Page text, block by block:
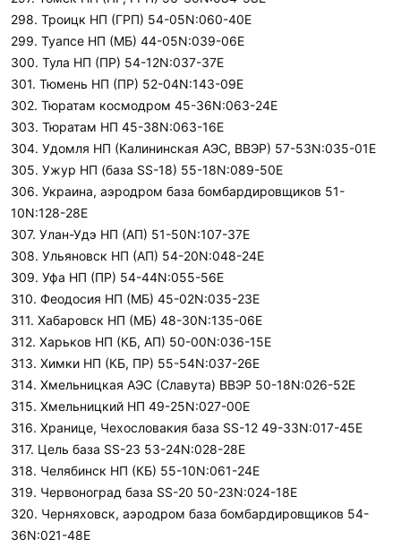
298. Троицк НП (ГРП) 54-05N:060-40E
299. Туапсе НП (МБ) 44-05N:039-06E
300. Тула НП (ПР) 54-12N:037-37E
301. Тюмень НП (ПР) 52-04N:143-09E
302. Тюратам космодром 45-36N:063-24E
303. Тюратам НП 45-38N:063-16E
304. Удомля НП (Калининская АЭС, ВВЭР) 57-53N:035-01E
305. Ужур НП (база SS-18) 55-18N:089-50E
306. Украина, аэродром база бомбардировщиков 51-
10N:128-28E
307. Улан-Удэ НП (АП) 51-50N:107-37E
308. Ульяновск НП (АП) 54-20N:048-24E
309. Уфа НП (ПР) 54-44N:055-56E
310. Феодосия НП (МБ) 45-02N:035-23E
311. Хабаровск НП (МБ) 48-30N:135-06E
312. Харьков НП (КБ, АП) 50-00N:036-15E
313. Химки НП (КБ, ПР) 55-54N:037-26E
314. Хмельницкая АЭС (Славута) ВВЭР 50-18N:026-52E
315. Хмельницкий НП 49-25N:027-00E
316. Хранице, Чехословакия база SS-12 49-33N:017-45E
317. Цель база SS-23 53-24N:028-28E
318. Челябинск НП (КБ) 55-10N:061-24E
319. Червоноград база SS-20 50-23N:024-18E
320. Черняховск, аэродром база бомбардировщиков 54-
36N:021-48E